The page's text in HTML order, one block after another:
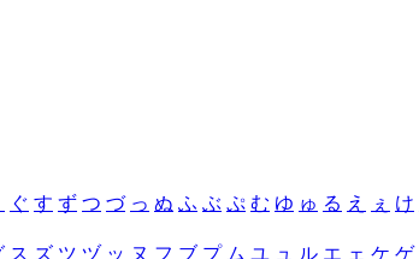
ぐ す ず つ づ っ ぬ ふ ぶ ぷ む ゆ ゅ る え ぇ け
ス ズ ツ ヅ ッ ヌ フ ブ プ ム ユ ュ ル エ ェ ケ ゲ